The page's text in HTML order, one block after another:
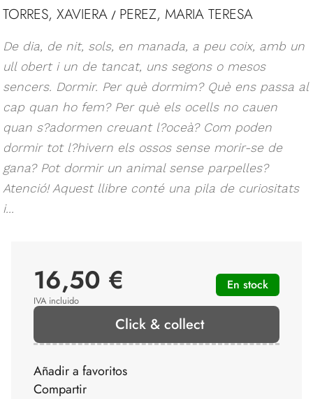
TORRES, XAVIERA / PEREZ, MARIA TERESA
De dia, de nit, sols, en manada, a peu coix, amb un
ull obert i un de tancat, uns segons o mesos
sencers. Dormir. Per què dormim? Què ens passa al
cap quan ho fem? Per què els ocells no cauen
quan s?adormen creuant l?oceà? Com poden
dormir tot l?hivern els ossos sense morir-se de
gana? Pot dormir un animal sense parpelles?
Atenció! Aquest llibre conté una pila de curiositats
i...
16,50 €
IVA incluido
En stock
Click & collect
Añadir a favoritos
Compartir